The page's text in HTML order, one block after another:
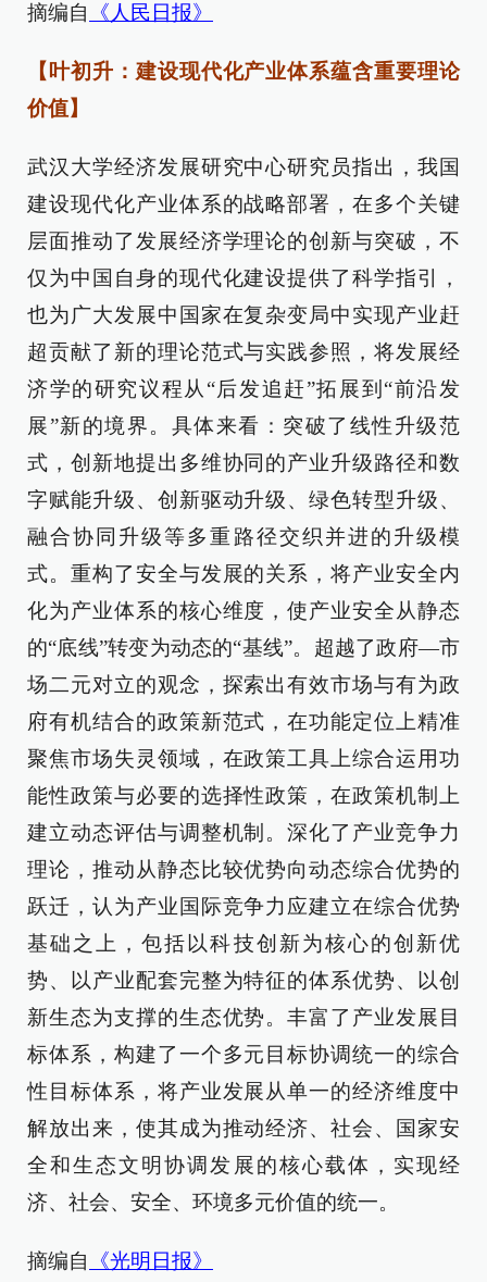
摘编自 《人民日报》
【叶初升：建设现代化产业体系蕴含重要理论
价值】
武汉大学经济发展研究中心研究员指出，我国
建设现代化产业体系的战略部署，在多个关键
层面推动了发展经济学理论的创新与突破，不
仅为中国自身的现代化建设提供了科学指引，
也为广大发展中国家在复杂变局中实现产业赶
超贡献了新的理论范式与实践参照，将发展经
济学的研究议程从“后发追赶”拓展到“前沿发
展”新的境界。具体来看：突破了线性升级范
式，创新地提出多维协同的产业升级路径和数
字赋能升级、创新驱动升级、绿色转型升级、
融合协同升级等多重路径交织并进的升级模
式。重构了安全与发展的关系，将产业安全内
化为产业体系的核心维度，使产业安全从静态
的“底线”转变为动态的“基线”。超越了政府—市
场二元对立的观念，探索出有效市场与有为政
府有机结合的政策新范式，在功能定位上精准
聚焦市场失灵领域，在政策工具上综合运用功
能性政策与必要的选择性政策，在政策机制上
建立动态评估与调整机制。深化了产业竞争力
理论，推动从静态比较优势向动态综合优势的
跃迁，认为产业国际竞争力应建立在综合优势
基础之上，包括以科技创新为核心的创新优
势、以产业配套完整为特征的体系优势、以创
新生态为支撑的生态优势。丰富了产业发展目
标体系，构建了一个多元目标协调统一的综合
性目标体系，将产业发展从单一的经济维度中
解放出来，使其成为推动经济、社会、国家安
全和生态文明协调发展的核心载体，实现经
济、社会、安全、环境多元价值的统一。
摘编自 《光明日报》